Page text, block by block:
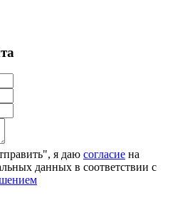
я даю согласие на
данных в соответствии с